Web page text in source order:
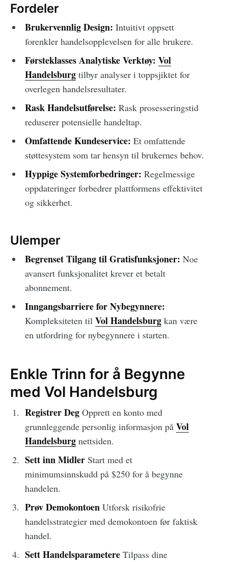
Fordeler
Brukervennlig Design: Intuitivt oppsett
forenkler handelsopplevelsen for alle brukere.
Førsteklasses Analytiske Verktøy: Vol
Handelsburgtilbyr analyser i toppsjiktet for
overlegen handelsresultater.
Rask Handelsutførelse: Rask prosesseringstid
reduserer potensielle handeltap.
Omfattende Kundeservice: Et omfattende
støttesystem som tar hensyn til brukernes behov.
Hyppige Systemforbedringer: Regelmessige
oppdateringer forbedrer plattformens effektivitet
og sikkerhet.
Ulemper
Begrenset Tilgang til Gratisfunksjoner: Noe
avansert funksjonalitet krever et betalt
abonnement.
Inngangsbarriere for Nybegynnere:
Kompleksiteten til Vol Handelsburgkan være
en utfordring for nybegynnere i starten.
Enkle Trinn for å Begynne
med Vol Handelsburg
Registrer DegOpprett en konto med
grunnleggende personlig informasjon på Vol
Handelsburgnettsiden.
Sett inn MidlerStart med et
minimumsinnskudd på $250 for å begynne
handelen.
Prøv DemokontoenUtforsk risikofrie
handelsstrategier med demokontoen før faktisk
handel.
Sett HandelsparametereTilpass dine